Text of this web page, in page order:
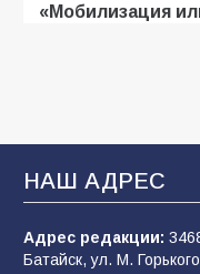
«Мобилизация
В Батайске
102
НАШ АДРЕС
Адрес редакции:
Батайск, ул. М.